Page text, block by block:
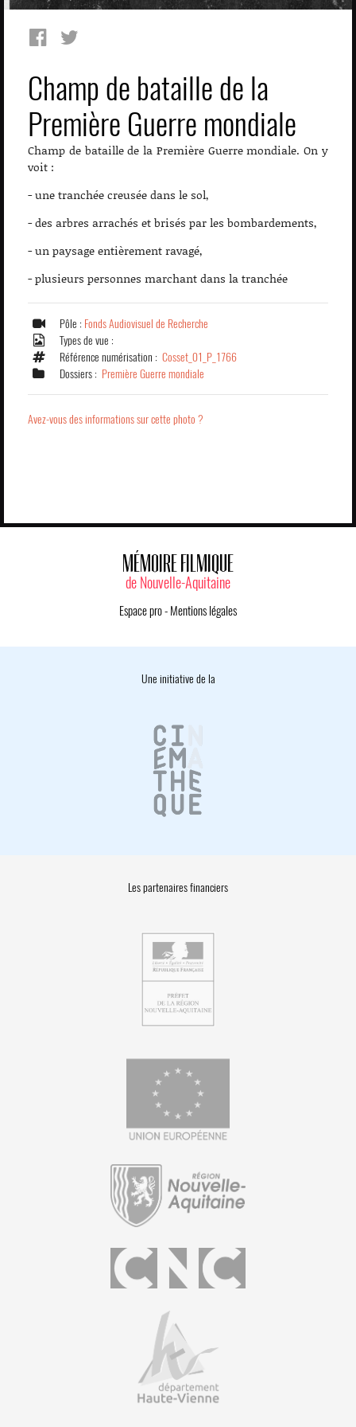
Champ de bataille de la
Première Guerre mondiale
Champ de bataille de la Première Guerre mondiale. On y
voit :
- une tranchée creusée dans le sol,
- des arbres arrachés et brisés par les bombardements,
- un paysage entièrement ravagé,
- plusieurs personnes marchant dans la tranchée
Pôle : Fonds Audiovisuel de Recherche
Types de vue :
Référence numérisation : Cosset_01_P_1766
Dossiers : Première Guerre mondiale
Avez-vous des informations sur cette photo ?
MÉMOIRE FILMIQUE
de Nouvelle-Aquitaine
Espace pro- Mentions légales
Une initiative de la
Les partenaires financiers